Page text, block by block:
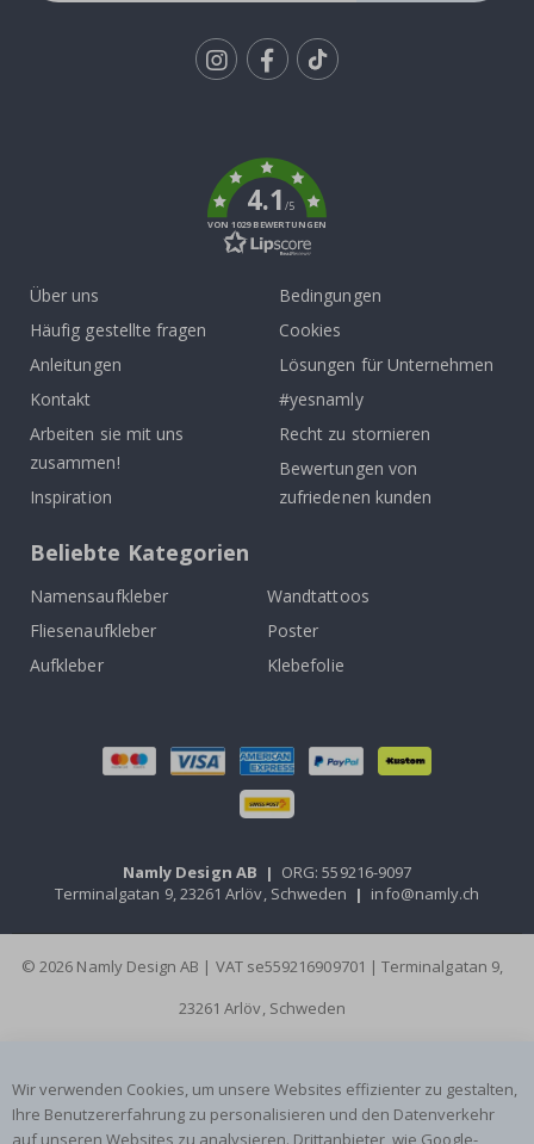
4.1/5
VON 1029 BEWERTUNGEN
Über uns
Häufig gestellte fragen
Anleitungen
Kontakt
Arbeiten sie mit uns
zusammen!
Inspiration
Bedingungen
Cookies
Lösungen für Unternehmen
#yesnamly
Recht zu stornieren
Bewertungen von
zufriedenen kunden
Beliebte Kategorien
Namensaufkleber
Wandtattoos
Fliesenaufkleber
Poster
Aufkleber
Klebefolie
Namly Design AB | ORG: 559216-9097
Terminalgatan 9, 23261 Arlöv, Schweden | info@namly.ch
© 2026 Namly Design AB | VAT se559216909701 | Terminalgatan 9,
23261 Arlöv, Schweden
Wir verwenden Cookies, um unsere Websites effizienter zu gestalten,
Ihre Benutzererfahrung zu personalisieren und den Datenverkehr
auf unseren Websites zu analysieren. Drittanbieter, wie Google-